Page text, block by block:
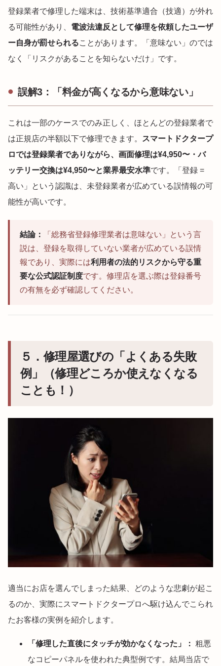
登録業者で修理した端末は、技術基準適合（技適）が外れ
る可能性があり、 電波法違反として修理を依頼したユーザ
ー自身が罰せられることがあります。「意味ない」のでは
なく「リスクがあることを知らないだけ」です。
誤解3：「料金が高くなるから意味ない」
これは一部のケースでのみ正しく、ほとんどの登録業者で
は正規店の半額以下で修理できます。
スマートドクタープ
ロでは登録業者でありながら、画面修理は¥4,950〜・バ
ッテリー交換は¥4,950〜と業界最安水準です。「登録 =
高い」という認識は、未登録業者が広めている誤情報の可
能性が高いです。
結論：
「総務省登録修理業者は意味ない」という言
説は、登録を取得していない業者が広めている誤情
報であり、実際には利用者の法的リスクから守る重
要な公式認証制度です。修理店を選ぶ際は登録番号
の有無を必ず確認してください。
５．修理屋選びの「よくある失敗
例」（修理どころか使えなくなる
ことも！）
適当にお店を選んでしまった結果、どのような悲劇が起こ
るのか、実際にスマートドクタープロへ駆け込んでこられ
たお客様の実例を紹介します。
「修理した直後にタッチが効かなくなった」： 粗悪
なコピーパネルを使われた典型例です。結局当店で